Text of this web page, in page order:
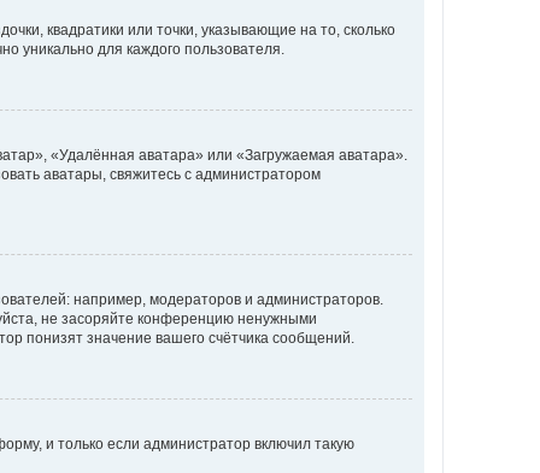
квадратики или точки, указывающие на то, сколько
уникально для каждого пользователя.
«Удалённая аватара» или «Загружаемая аватара».
аватары, свяжитесь с администратором
например, модераторов и администраторов.
не засоряйте конференцию ненужными
понизят значение вашего счётчика сообщений.
и только если администратор включил такую